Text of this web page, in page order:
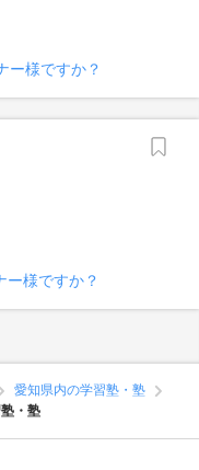
ー様ですか？
ー様ですか？
愛知県内の学習塾・塾
・塾